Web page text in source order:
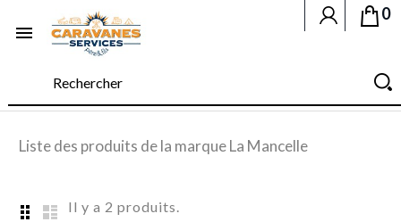

0
Liste des produits de la marque La Mancelle
Il y a 2 produits.